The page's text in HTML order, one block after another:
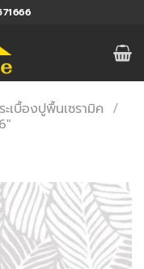
ะเบื้องปูพื้นเซรามิค /